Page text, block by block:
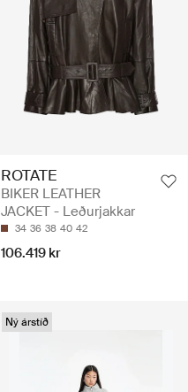
ROTATE
BIKER LEATHER
JACKET - Leðurjakkar
34 36 38 40 42
106.419 kr
Ný árstíð